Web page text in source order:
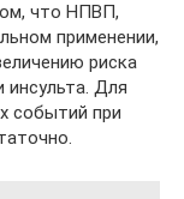
что НПВП,
применении,
риска
ин­сульта. Для
событий при